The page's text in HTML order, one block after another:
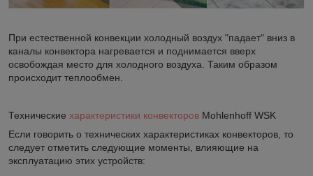
При естественной конвекции холодный воздух "падает" вниз в
каналы конвектора нагревается и поднимается вверх
освобождая место для холодного воздуха. Таким образом
происходит теплообмен.
Технические характеристики конвекторов Mohlenhoff WSK
Если говорить о технических характеристиках конвекторов, то
следует отметить следующие моменты, влияющие на
эксплуатацию этих устройств: